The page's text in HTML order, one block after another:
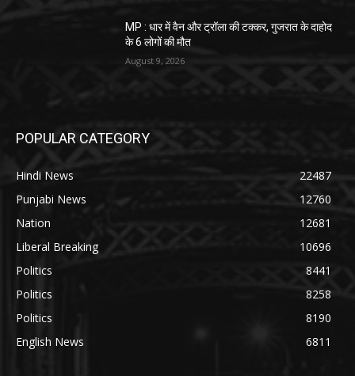
MP : धार में वैन और ट्रॉला की टक्कर, गुजरात के दाहोद
के 6 लोगों की मौत
August 9, 2026
POPULAR CATEGORY
Hindi News
22487
Punjabi News
12760
Nation
12681
Liberal Breaking
10696
Politics
8441
Politics
8258
Politics
8190
English News
6811